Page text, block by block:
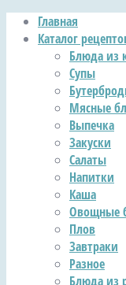
Главная
Каталог
Блюда из
Супы
Мясные
Выпечка
Закуски
Салаты
Напитки
Каша
Овощные
Плов
Завтраки
Разное
Блюда из